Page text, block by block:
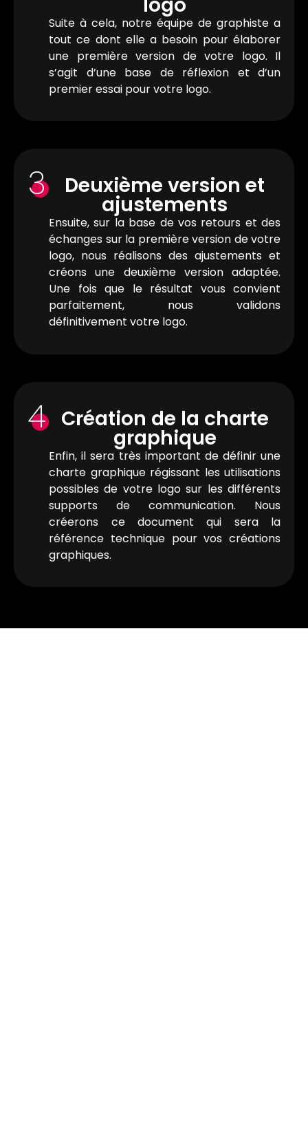
Suite à cela, notre équipe de graphiste a
tout ce dont elle a besoin pour élaborer
une première version de votre logo. Il
s’agit d’une base de réflexion et d’un
premier essai pour votre logo.
3 Deuxième version et
ajustements
Ensuite, sur la base de vos retours et des
échanges sur la première version de votre
logo, nous réalisons des ajustements et
créons une deuxième version adaptée.
Une fois que le résultat vous convient
parfaitement, nous validons
définitivement votre logo.
4 Création de la charte
graphique
Enfin, il sera très important de définir une
charte graphique régissant les utilisations
possibles de votre logo sur les différents
supports de communication. Nous
créerons ce document qui sera la
référence technique pour vos créations
graphiques.